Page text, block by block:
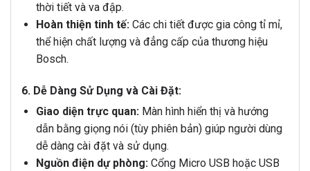
thời tiết và va đập.
Hoàn thiện tinh tế:Các chi tiết được gia công tỉ mỉ,
thể hiện chất lượng và đẳng cấp của thương hiệu
Bosch.
6. Dễ Dàng Sử Dụng và Cài Đặt:
Giao diện trực quan:Màn hình hiển thị và hướng
dẫn bằng giọng nói (tùy phiên bản) giúp người dùng
dễ dàng cài đặt và sử dụng.
Nguồn điện dự phòng:Cổng Micro USB hoặc USB